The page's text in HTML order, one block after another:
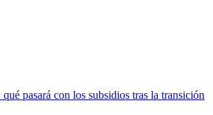
pasará con los subsidios tras la transición